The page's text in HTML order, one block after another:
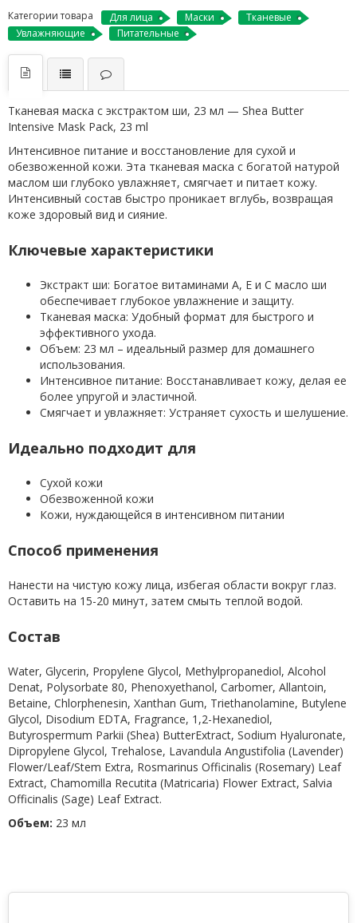
Категории товара Для лица Маски
Тканевые
Увлажняющие
Питательные
Тканевая маска с экстрактом ши, 23 мл — Shea Butter
Intensive Mask Pack, 23 ml
Интенсивное питание и восстановление для сухой и
обезвоженной кожи. Эта тканевая маска с богатой натурой
маслом ши глубоко увлажняет, смягчает и питает кожу.
Интенсивный состав быстро проникает вглубь, возвращая
коже здоровый вид и сияние.
Ключевые характеристики
Экстракт ши: Богатое витаминами А, Е и С масло ши
обеспечивает глубокое увлажнение и защиту.
Тканевая маска: Удобный формат для быстрого и
эффективного ухода.
Объем: 23 мл – идеальный размер для домашнего
использования.
Интенсивное питание: Восстанавливает кожу, делая ее
более упругой и эластичной.
Смягчает и увлажняет: Устраняет сухость и шелушение.
Идеально подходит для
Сухой кожи
Обезвоженной кожи
Кожи, нуждающейся в интенсивном питании
Способ применения
Нанести на чистую кожу лица, избегая области вокруг глаз.
Оставить на 15-20 минут, затем смыть теплой водой.
Состав
Water, Glycerin, Propylene Glycol, Methylpropanediol, Alcohol
Denat, Polysorbate 80, Phenoxyethanol, Carbomer, Allantoin,
Betaine, Chlorphenesin, Xanthan Gum, Triethanolamine, Butylene
Glycol, Disodium EDTA, Fragrance, 1,2-Hexanediol,
Butyrospermum Parkii (Shea) ButterExtract, Sodium Hyaluronate,
Dipropylene Glycol, Trehalose, Lavandula Angustifolia (Lavender)
Flower/Leaf/Stem Extra, Rosmarinus Officinalis (Rosemary) Leaf
Extract, Chamomilla Recutita (Matricaria) Flower Extract, Salvia
Officinalis (Sage) Leaf Extract.
Объем: 23 мл